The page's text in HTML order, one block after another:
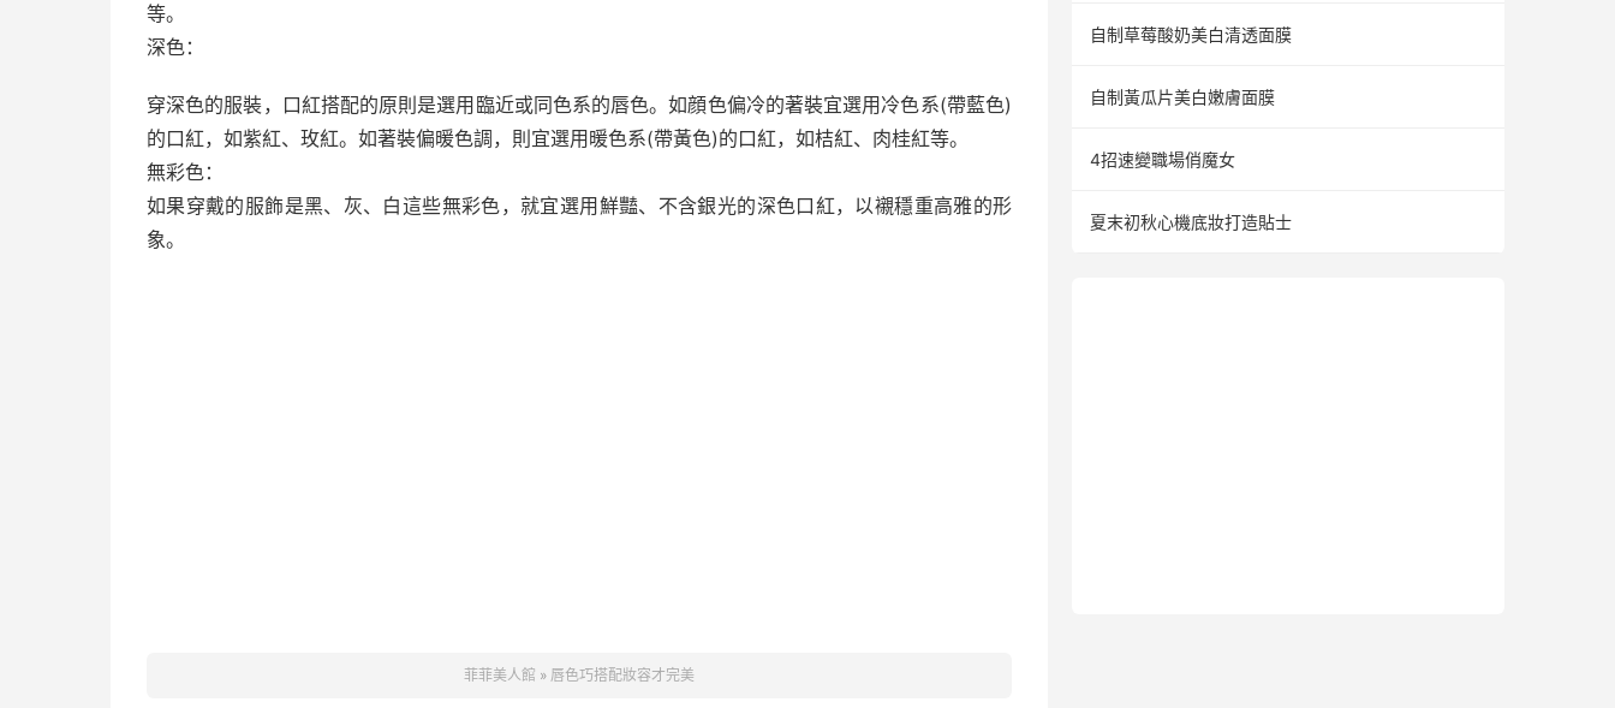
等。
深色：
穿深色的服裝，口紅搭配的原則是選用臨近或同色系的唇色。如顔色偏冷的著裝宜選用冷色系(帶藍色)
的口紅，如紫紅、玫紅。如著裝偏暖色調，則宜選用暖色系(帶黃色)的口紅，如桔紅、肉桂紅等。
無彩色：
如果穿戴的服飾是黑、灰、白這些無彩色，就宜選用鮮豔、不含銀光的深色口紅，以襯穩重高雅的形
象。
菲菲美人館 » 唇色巧搭配妝容才完美
自制草莓酸奶美白清透面膜
自制黃瓜片美白嫩膚面膜
4招速變職場俏魔女
夏末初秋心機底妝打造貼士